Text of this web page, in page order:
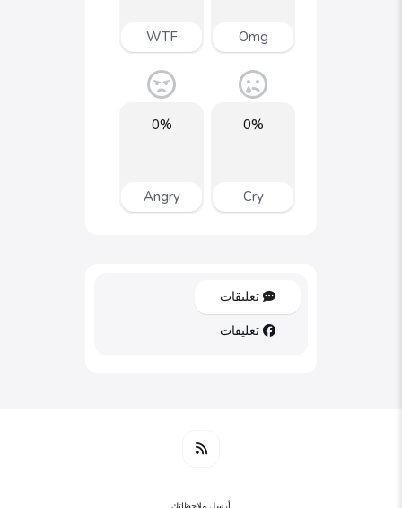
Omg
WTF
0%
Cry
0%
Angry
تعليقات
تعليقات